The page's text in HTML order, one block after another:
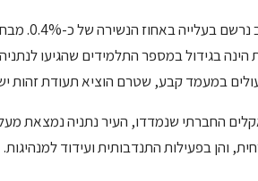
נתון
הינה בגידול במספר התלמידים שהגיעו
במעמד קבע, שטרם הוציא תעודת זהות
החברתי שנמדדו, העיר נתניה נמצאת
והן בפעילות התנדבותית ועידוד למנהיגות.